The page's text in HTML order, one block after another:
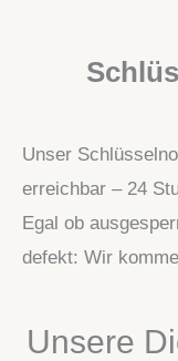
Unser
erreichbar – 24
Egal ob
defekt: Wir
Unsere